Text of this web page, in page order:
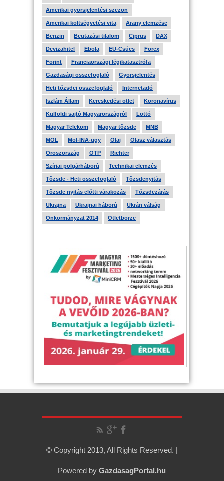
Amerikai gyorsjelentési szezon
Amerikai költségvetési vita Arany elemzése
Benzin Beutazási tilalom Ciprus DAX
Devizahitel Ebola EU-Csúcs Forex
Forint Franciaországi légikatasztrófa
Gazdasági összefoglaló Gyorsjelentés
Heti tőzsdei összefoglaló Internetadó
Iszlám Állam Kereskedési ötlet Koronavírus
Külföldi sajtó Magyarországról Lottó
Magyar Telekom Magyar tőzsde MNB
MOL Mol-INA-ügy Olaj Olasz választás
Oroszország OTP Richter
Szíriai polgárháború Technikai elemzés
Tőzsde - Heti összefoglaló Tőzsdenyitás
Tőzsde nyitás előtti várakozás Tőzsdezárás
Ukrajna Ukrajnai háború Ukrán válság
Önkormányzat 2014 Ötletbörze
© Copyright 2013, All Rights Reserved. |
Powered by GazdasagPortal.hu